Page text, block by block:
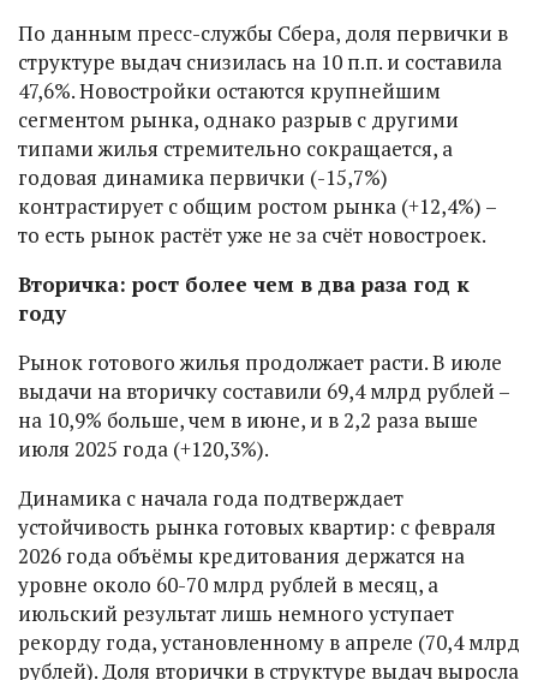
По данным пресс-службы Сбера, доля первички в
структуре выдач снизилась на 10 п.п. и составила
47,6%. Новостройки остаются крупнейшим
сегментом рынка, однако разрыв с другими
типами жилья стремительно сокращается, а
годовая динамика первички (-15,7%)
контрастирует с общим ростом рынка (+12,4%) –
то есть рынок растёт уже не за счёт новостроек.
Вторичка: рост более чем в два раза год к
году
Рынок готового жилья продолжает расти. В июле
выдачи на вторичку составили 69,4 млрд рублей –
на 10,9% больше, чем в июне, и в 2,2 раза выше
июля 2025 года (+120,3%).
Динамика с начала года подтверждает
устойчивость рынка готовых квартир: с февраля
2026 года объёмы кредитования держатся на
уровне около 60-70 млрд рублей в месяц, а
июльский результат лишь немного уступает
рекорду года, установленному в апреле (70,4 млрд
рублей). Доля вторички в структуре выдач выросла